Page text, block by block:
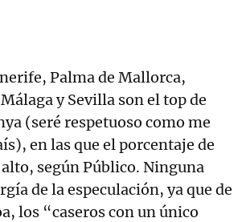
Palma de Mallorca,
y Sevilla son el top de
(seré respetuoso como me
en las que el porcentaje de
según Público. Ninguna
de la especulación, ya que de
los “caseros con un único